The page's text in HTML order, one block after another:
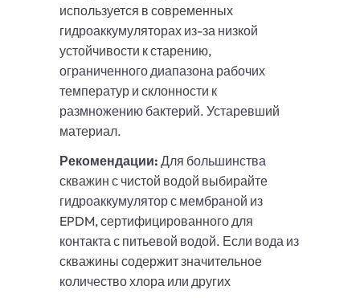
используется в современных
гидроаккумуляторах из-за низкой
устойчивости к старению,
ограниченного диапазона рабочих
температур и склонности к
размножению бактерий. Устаревший
материал.
Рекомендации: Для большинства
скважин с чистой водой выбирайте
гидроаккумулятор с мембраной из
EPDM, сертифицированного для
контакта с питьевой водой. Если вода из
скважины содержит значительное
количество хлора или других